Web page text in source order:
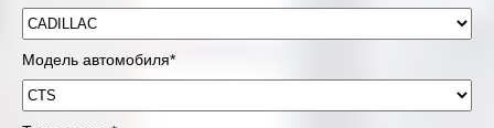
Модель автомобиля*